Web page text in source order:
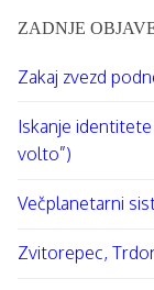
ZADNJE
Zakaj zvezd
Iskanje
volto”)
Večplanetarni
Zvitorepec,